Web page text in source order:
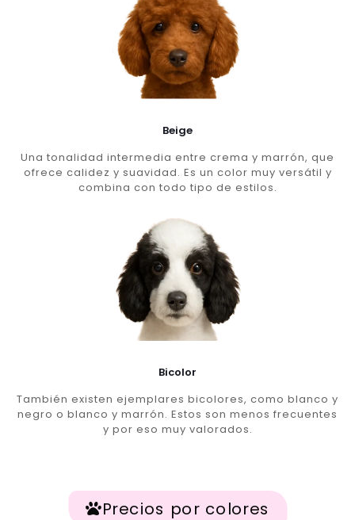
Beige
Una tonalidad intermedia entre crema y marrón, que
ofrece calidez y suavidad. Es un color muy versátil y
combina con todo tipo de estilos.
Bicolor
También existen ejemplares bicolores, como blanco y
negro o blanco y marrón. Estos son menos frecuentes
y por eso muy valorados.
Precios por colores